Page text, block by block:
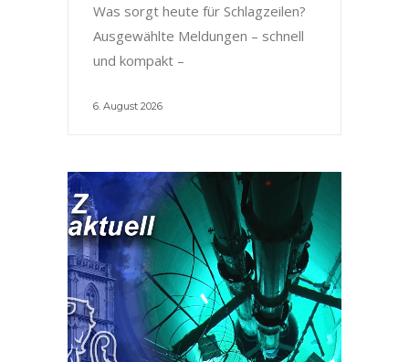
Was sorgt heute für Schlagzeilen?
Ausgewählte Meldungen – schnell
und kompakt –
6. August 2026